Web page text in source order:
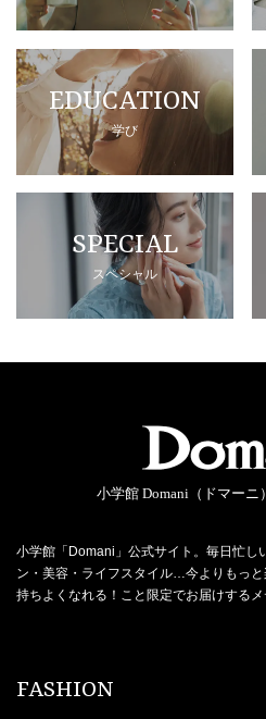
EDUCATION
学び
SPECIAL
スペシャル
小学館 Domani（ドマーニ
小学館「Domani」公式サイト。毎日忙し
ン・美容・ライフスタイル…今よりもっ
持ちよくなれる！こと限定でお届けするメ
FASHION